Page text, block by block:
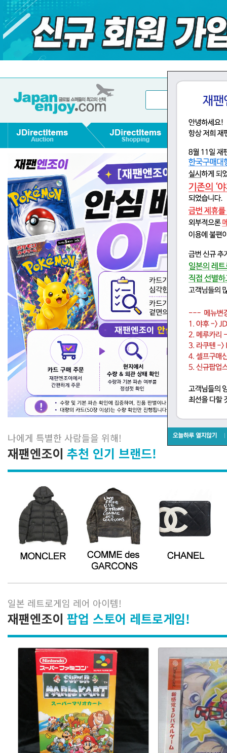
나에게 특별한 사람들을 위해!
재팬엔조이 추천 인기 브랜드!
일본 레트로게임 레어 아이템!
재팬엔조이 팝업 스토어 레트로게임!